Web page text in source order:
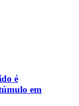
é
em